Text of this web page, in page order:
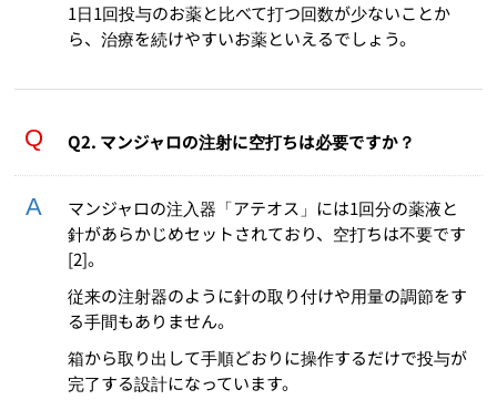
1日1回投与のお薬と比べて打つ回数が少ないことか
ら、治療を続けやすいお薬といえるでしょう。
Q2. マンジャロの注射に空打ちは必要ですか？
マンジャロの注入器「アテオス」には1回分の薬液と
針があらかじめセットされており、空打ちは不要です
[2]。
従来の注射器のように針の取り付けや用量の調節をす
る手間もありません。
箱から取り出して手順どおりに操作するだけで投与が
完了する設計になっています。